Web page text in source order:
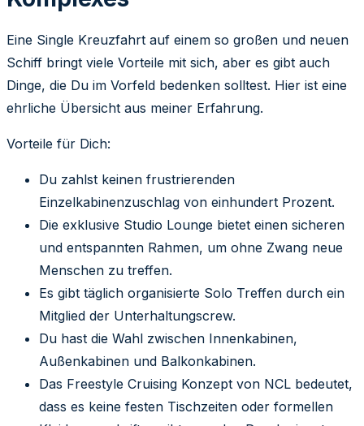
Eine Single Kreuzfahrt auf einem so großen und neuen
Schiff bringt viele Vorteile mit sich, aber es gibt auch
Dinge, die Du im Vorfeld bedenken solltest. Hier ist eine
ehrliche Übersicht aus meiner Erfahrung.
Vorteile für Dich:
Du zahlst keinen frustrierenden
Einzelkabinenzuschlag von einhundert Prozent.
Die exklusive Studio Lounge bietet einen sicheren
und entspannten Rahmen, um ohne Zwang neue
Menschen zu treffen.
Es gibt täglich organisierte Solo Treffen durch ein
Mitglied der Unterhaltungscrew.
Du hast die Wahl zwischen Innenkabinen,
Außenkabinen und Balkonkabinen.
Das Freestyle Cruising Konzept von NCL bedeutet,
dass es keine festen Tischzeiten oder formellen